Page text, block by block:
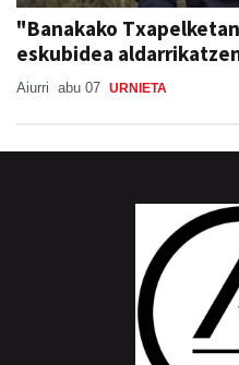
"Banakako
eskubidea
Aiurri abu 07 URNIETA